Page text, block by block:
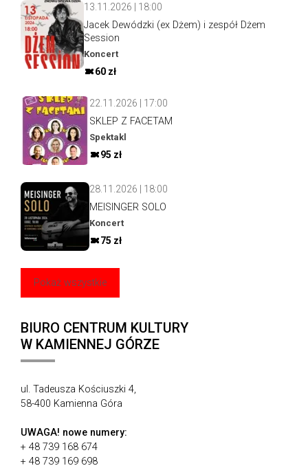
13.11.2026 | 18:00
Jacek Dewódzki (ex Dżem) i zespół Dżem
Session
Koncert
60 zł
22.11.2026 | 17:00
SKLEP Z FACETAM
Spektakl
95 zł
28.11.2026 | 18:00
MEISINGER SOLO
Koncert
75 zł
Pokaż wszystkie
BIURO CENTRUM KULTURY
W KAMIENNEJ GÓRZE
ul. Tadeusza Kościuszki 4,
58-400 Kamienna Góra
UWAGA! nowe numery:
+ 48 739 168 674
+ 48 739 169 698